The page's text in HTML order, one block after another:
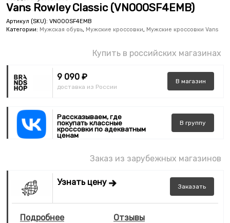
Vans Rowley Classic (VN000SF4EMB)
Артикул (SKU): VN000SF4EMB
Категории: Мужская обувь, Мужские кроссовки, Мужские кроссовки Vans
Купить в российских магазинах
9 090 ₽
доставка из России
В магазин
Рассказываем, где
покупать классные
кроссовки по адекватным
ценам
В группу
Заказ из зарубежных магазинов
Узнать цену Заказать
Подробнее Отзывы